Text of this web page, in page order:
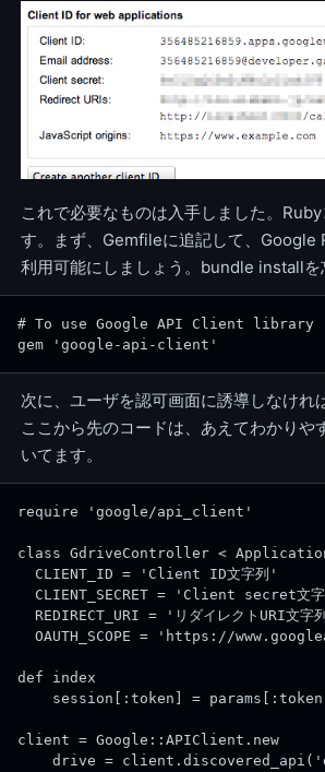
これで必要なものは入手しました。
す。まず、Gemfileに追記して、Google
利用可能にしましょう。bundle installを
# To use Google API Client library
gem 'google-api-client'
次に、ユーザを認可画面に誘導しなけれ
ここから先のコードは、あえてわかりや
いてます。
require 'google/api_client'
class GdriveController <
  CLIENT_ID = 'Client ID文字列'
CLIENT_SECRET = 'Client secret文字
REDIRECT_URI = 'リダイレクトURI文字
OAUTH_SCOPE = 'https://
def index
    session[:token] = params[:token]
client = Google::APIClient.new
drive =